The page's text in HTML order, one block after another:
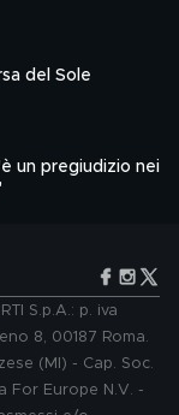
del Sole
un pregiudizio nei
S.p.A.: p. iva
8, 00187 Roma.
(MI) - Cap. Soc.
For Europe N.V. -